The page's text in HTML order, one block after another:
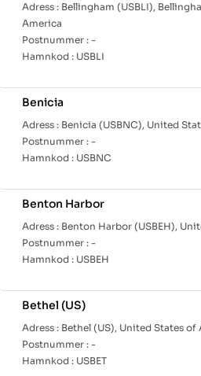
Adress : Bellingham (USBLI),
America
Postnummer : -
Hamnkod : USBLI
Benicia
Adress : Benicia (USBNC), United
Postnummer : -
Hamnkod : USBNC
Benton Harbor
Adress : Benton Harbor (USBEH),
Postnummer : -
Hamnkod : USBEH
Bethel (US)
Adress : Bethel (US), United States of
Postnummer : -
Hamnkod : USBET